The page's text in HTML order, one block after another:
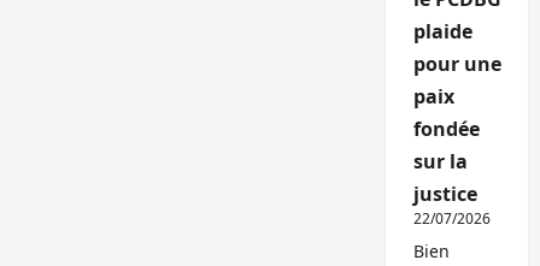
plaide
pour une
paix
fondée
sur la
justice
22/07/2026
Bien